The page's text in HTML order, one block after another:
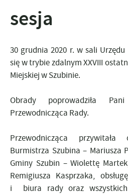
sesja
30 grudnia 2020 r. w sali
się w trybie zdalnym XXVIII
Miejskiej w Szubinie.
Obrady poprowadziła
Przewodnicząca Rady.
Przewodnicząca
Burmistrza Szubina – Mariusza
Gminy Szubin – Wiolettę
Remigiusza Kasprzaka,
i biura rady oraz wszystkich